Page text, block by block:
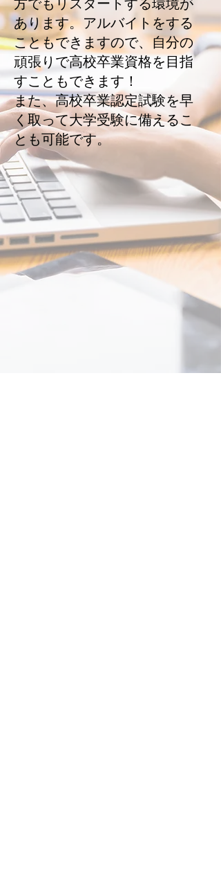
方でもリスタートする環境が
あります。アルバイトをする
こともできますので、自分の
頑張りで高校卒業資格を目指
すこともできます！
また、高校卒業認定試験を早
く取って大学受験に備えるこ
とも可能です。